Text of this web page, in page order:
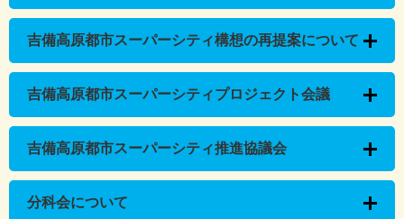
吉備高原都市スーパーシティ構想の再提案について
吉備高原都市スーパーシティプロジェクト会議
吉備高原都市スーパーシティ推進協議会
分科会について